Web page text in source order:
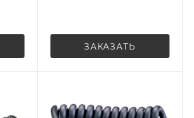
ЗАКАЗАТЬ